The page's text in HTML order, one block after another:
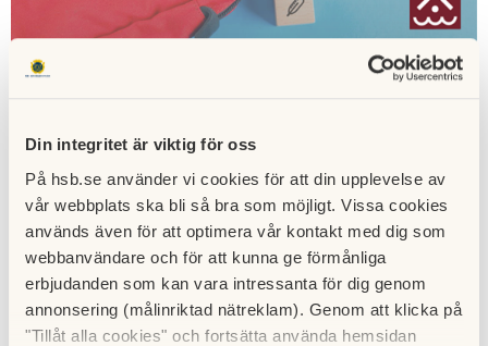
Din integritet är viktig för oss
På hsb.se använder vi cookies för att din upplevelse av
vår webbplats ska bli så bra som möjligt. Vissa cookies
används även för att optimera vår kontakt med dig som
webbanvändare och för att kunna ge förmånliga
erbjudanden som kan vara intressanta för dig genom
annonsering (målinriktad nätreklam). Genom att klicka på
"Tillåt alla cookies" och fortsätta använda hemsidan
INBJUDAN TILL
FÖRELÄSNING OM
HEMBEREDSKAP
Vi bjuder in alla boende i Brf Svartvik till en föreläsning om
hemberedskap av civilförsvarsförbundet.
Vi får praktiska tips och råd om hur man kan förbereda sig
vid exempelvis längre strömavbrott, störningar i
vattenförsörjningen eller andra kriser.